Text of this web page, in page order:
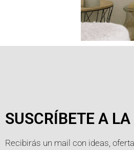
SUSCRÍBETE A
Recibirás un mail con ideas,